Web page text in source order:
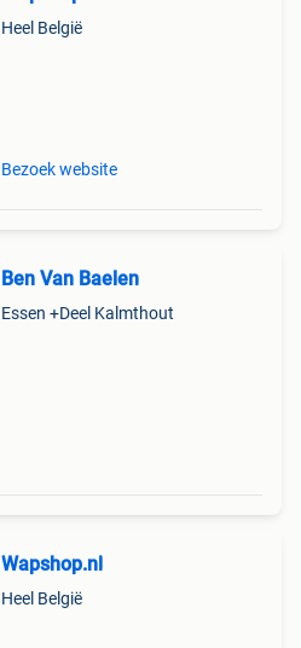
Heel België
Bezoek website
Ben Van Baelen
Essen +Deel Kalmthout
Wapshop.nl
Heel België